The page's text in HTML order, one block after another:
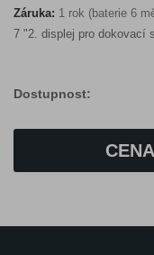
Záruka: 1 rok (baterie 6
7 "2. displej pro dokovací
Dostupnost: